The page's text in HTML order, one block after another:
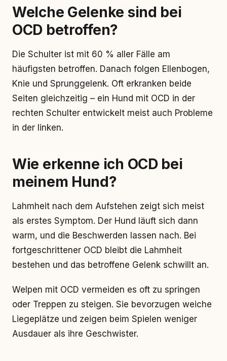
Welche Gelenke sind bei
OCD betroffen?
Die Schulter ist mit 60 % aller Fälle am
häufigsten betroffen. Danach folgen Ellenbogen,
Knie und Sprunggelenk. Oft erkranken beide
Seiten gleichzeitig – ein Hund mit OCD in der
rechten Schulter entwickelt meist auch Probleme
in der linken.
Wie erkenne ich OCD bei
meinem Hund?
Lahmheit nach dem Aufstehen zeigt sich meist
als erstes Symptom. Der Hund läuft sich dann
warm, und die Beschwerden lassen nach. Bei
fortgeschrittener OCD bleibt die Lahmheit
bestehen und das betroffene Gelenk schwillt an.
Welpen mit OCD vermeiden es oft zu springen
oder Treppen zu steigen. Sie bevorzugen weiche
Liegeplätze und zeigen beim Spielen weniger
Ausdauer als ihre Geschwister.